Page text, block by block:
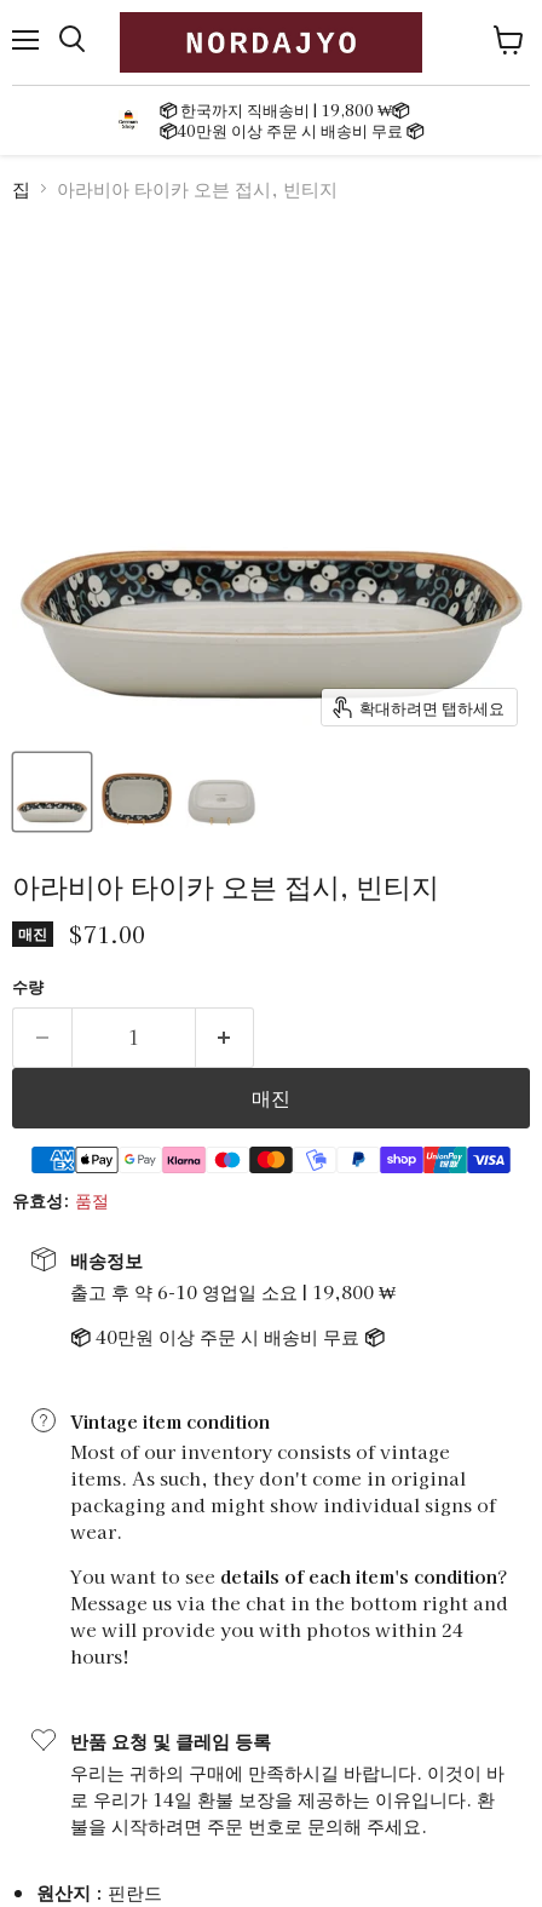
📦한국까지 직배송비 | 19,800 ₩📦
📦40만원 이상 주문 시 배송비 무료 📦
바
집 아라비아 타이카 오븐 접시, 빈티지
확대하려면 탭하세요
아라비아 타이카 오븐 접시, 빈티지
매진 현재 가격
$71.00
수량
매진
유효성: 품절
배송정보
출고 후 약 6-10 영업일 소요 | 19,800 ₩
📦40만원 이상 주문 시 배송비 무료 📦
Vintage item condition
Most of our inventory consists of vintage
items. As such, they don't come in original
packaging and might show individual signs of
wear.
You want to see details of each item's condition?
Message us via the chat in the bottom right and
we will provide you with photos within 24
hours!
반품 요청 및 클레임 등록
우리는 귀하의 구매에 만족하시길 바랍니다. 이것이 바
로 우리가 14일 환불 보장을 제공하는 이유입니다. 환
불을 시작하려면 주문 번호로 문의해 주세요.
원산지 : 핀란드